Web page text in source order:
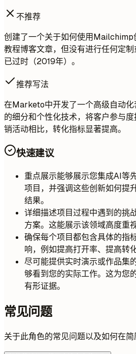
不推荐
创建了一个关于如何使用Mailchimp
教程博客文章，但没有进行任何定
已过时（2019年）。
推荐写法
在Marketo中开发了一个高级自动
的细分和个性化技术，将客户参与
销活动相比，转化指标显著提高。
快速建议
重点展示能够展示您集成AI等
项目，并强调这些创新如何提
结果。
详细描述项目过程中遇到的挑
方案。这能展示该领域高度重
确保每个项目都包含具体的指
响，例如提高打开率、提高转
尽可能提供实时演示或作品集
够看到您的实际工作。这为您
有形证据。
常见问题
关于此角色的常见问题以及如何在简